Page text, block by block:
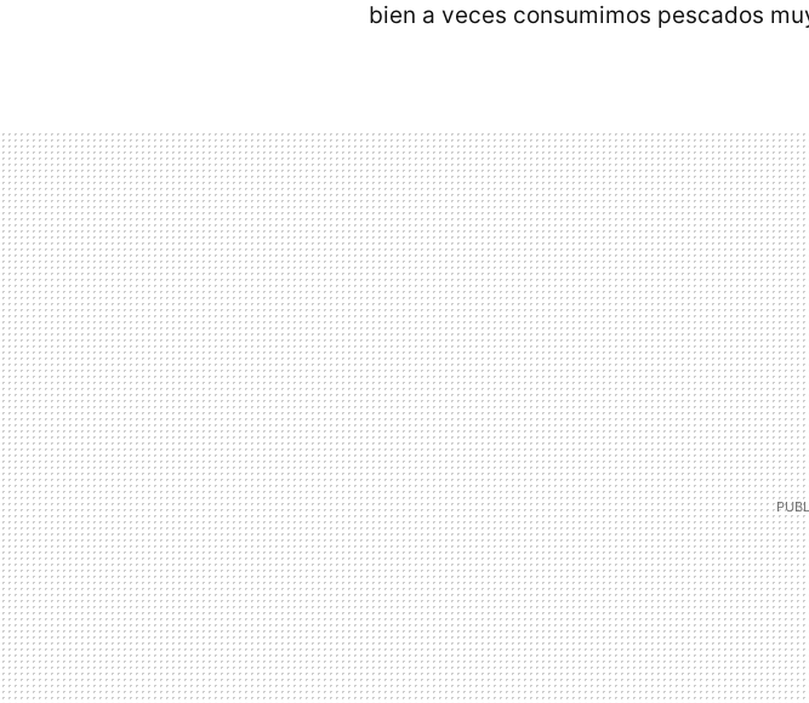
bien a veces consumimos pescados